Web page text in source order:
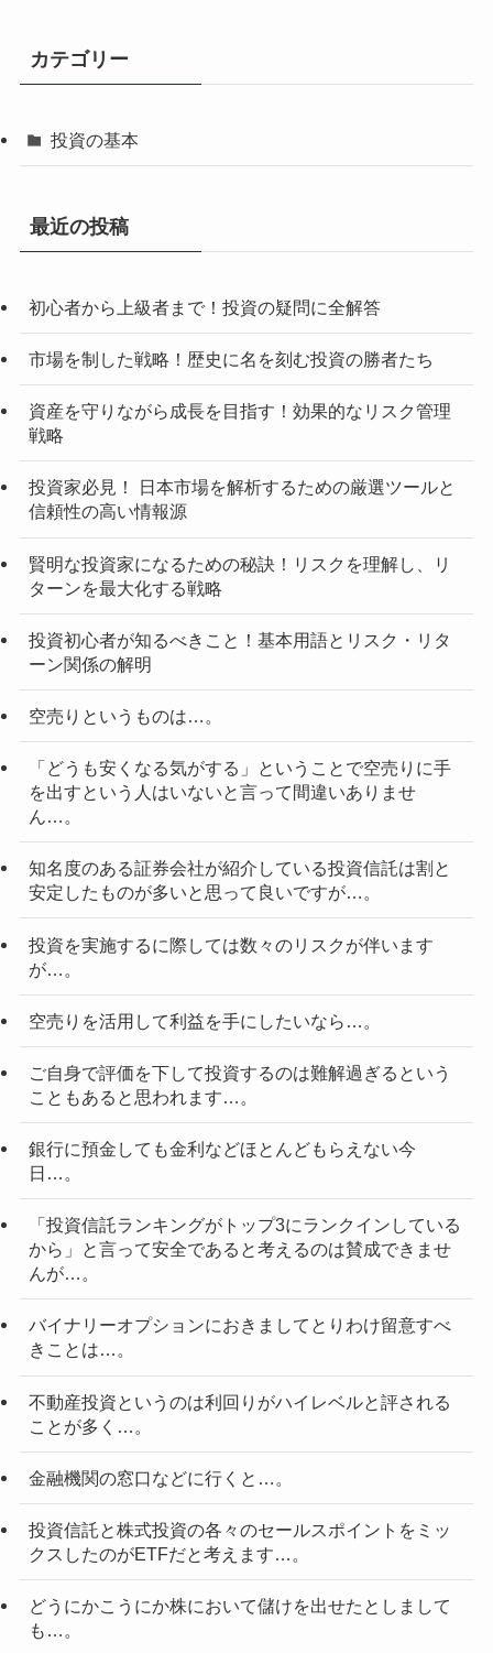
カテゴリー
投資の基本
最近の投稿
初心者から上級者まで！投資の疑問に全解答
市場を制した戦略！歴史に名を刻む投資の勝者たち
資産を守りながら成長を目指す！効果的なリスク管理
戦略
投資家必見！ 日本市場を解析するための厳選ツールと
信頼性の高い情報源
賢明な投資家になるための秘訣！リスクを理解し、リ
ターンを最大化する戦略
投資初心者が知るべきこと！基本用語とリスク・リタ
ーン関係の解明
空売りというものは…。
「どうも安くなる気がする」ということで空売りに手
を出すという人はいないと言って間違いありませ
ん…。
知名度のある証券会社が紹介している投資信託は割と
安定したものが多いと思って良いですが…。
投資を実施するに際しては数々のリスクが伴います
が…。
空売りを活用して利益を手にしたいなら…。
ご自身で評価を下して投資するのは難解過ぎるという
こともあると思われます…。
銀行に預金しても金利などほとんどもらえない今
日…。
「投資信託ランキングがトップ3にランクインしている
から」と言って安全であると考えるのは賛成できませ
んが…。
バイナリーオプションにおきましてとりわけ留意すべ
きことは…。
不動産投資というのは利回りがハイレベルと評される
ことが多く…。
金融機関の窓口などに行くと…。
投資信託と株式投資の各々のセールスポイントをミッ
クスしたのがETFだと考えます…。
どうにかこうにか株において儲けを出せたとしまして
も…。